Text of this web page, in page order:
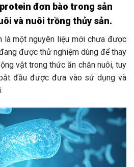
đơn bào trong sản
và nuôi trồng thủy sản.
là một nguyên liệu mới chưa được
được thử nghiệm dùng để thay
vật trong thức ăn chăn nuôi, tuy
đầu được đưa vào sử dụng và